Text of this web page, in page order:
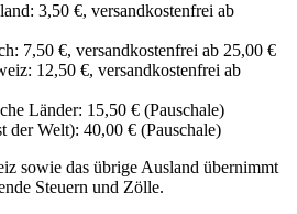
3,50 €, versandkostenfrei ab
7,50 €, versandkostenfrei ab 25,00 €
12,50 €, versandkostenfrei ab
Länder: 15,50 € (Pauschale)
der Welt): 40,00 € (Pauschale)
sowie das übrige Ausland übernimmt
Steuern und Zölle.